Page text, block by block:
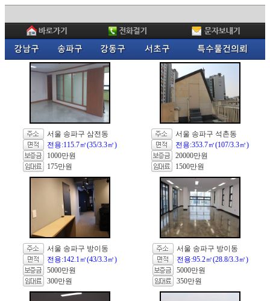
서울 송파구 삼전동
전용:115.7㎡(35/3.3㎡)
1000만원
175만원
서울 송파구 석촌동
전용:353.7㎡(107/3.3㎡)
20000만원
1500만원
서울 송파구 방이동
전용:142.1㎡(43/3.3㎡)
5000만원
300만원
서울 송파구 방이동
전용:95.2㎡(28.8/3.3㎡)
5000만원
350만원